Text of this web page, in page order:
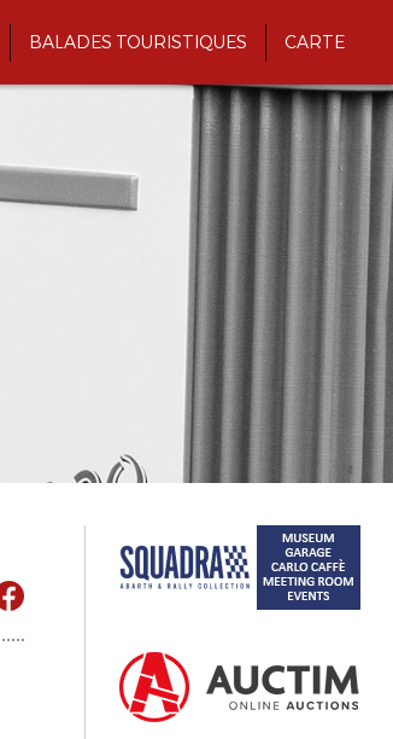
BALADES TOURISTIQUES CARTE